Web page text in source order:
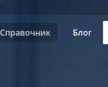
Справочник Блог